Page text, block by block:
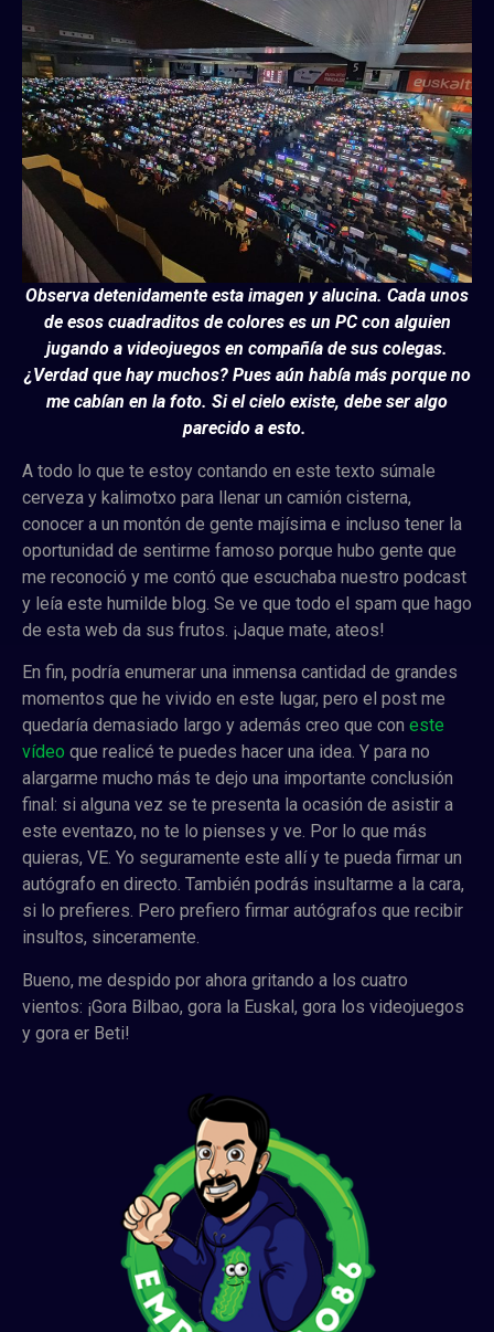
Observa detenidamente esta imagen y alucina. Cada unos
de esos cuadraditos de colores es un PC con alguien
jugando a videojuegos en compañía de sus colegas.
¿Verdad que hay muchos? Pues aún había más porque no
me cabían en la foto. Si el cielo existe, debe ser algo
parecido a esto.
A todo lo que te estoy contando en este texto súmale
cerveza y kalimotxo para llenar un camión cisterna,
conocer a un montón de gente majísima e incluso tener la
oportunidad de sentirme famoso porque hubo gente que
me reconoció y me contó que escuchaba nuestro podcast
y leía este humilde blog. Se ve que todo el spam que hago
de esta web da sus frutos. ¡Jaque mate, ateos!
En fin, podría enumerar una inmensa cantidad de grandes
momentos que he vivido en este lugar, pero el post me
quedaría demasiado largo y además creo que con este
vídeo que realicé te puedes hacer una idea. Y para no
alargarme mucho más te dejo una importante conclusión
final: si alguna vez se te presenta la ocasión de asistir a
este eventazo, no te lo pienses y ve. Por lo que más
quieras, VE. Yo seguramente este allí y te pueda firmar un
autógrafo en directo. También podrás insultarme a la cara,
si lo prefieres. Pero prefiero firmar autógrafos que recibir
insultos, sinceramente.
Bueno, me despido por ahora gritando a los cuatro
vientos: ¡Gora Bilbao, gora la Euskal, gora los videojuegos
y gora er Beti!